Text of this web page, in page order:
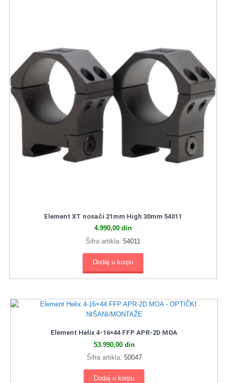
Element XT nosači 21mm High 30mm 54011
4.990,00 din
Šifra artikla: 54011
Dodaj u korpu
Element Helix 4-16×44 FFP APR-2D MOA
53.990,00 din
Šifra artikla: 50047
Dodaj u korpu